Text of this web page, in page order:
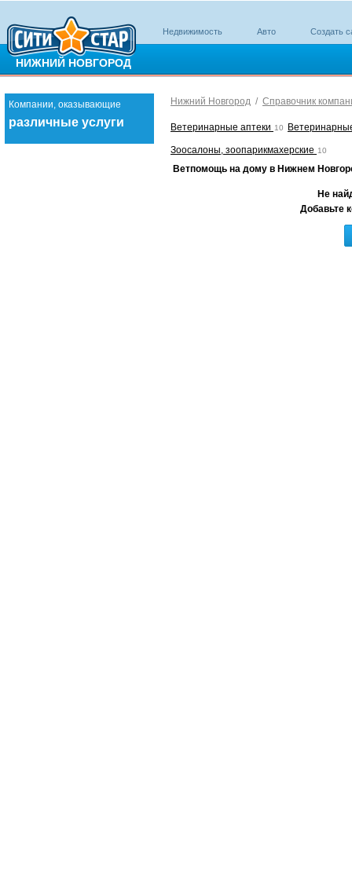
НИЖНИЙ НОВГОРОД
Недвижимость Авто Создать
Компании, оказывающие
различные услуги
Нижний Новгород / Справочник
Ветеринарные аптеки 10
Зоосалоны, зоопарикмахерские 10
Ветпомощь на дому в Нижнем
Не
Добавьте